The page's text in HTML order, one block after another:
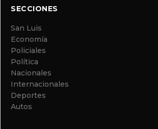
SECCIONES
San Luis
Economía
Policiales
Política
Nacionales
Internacionales
Deportes
Autos